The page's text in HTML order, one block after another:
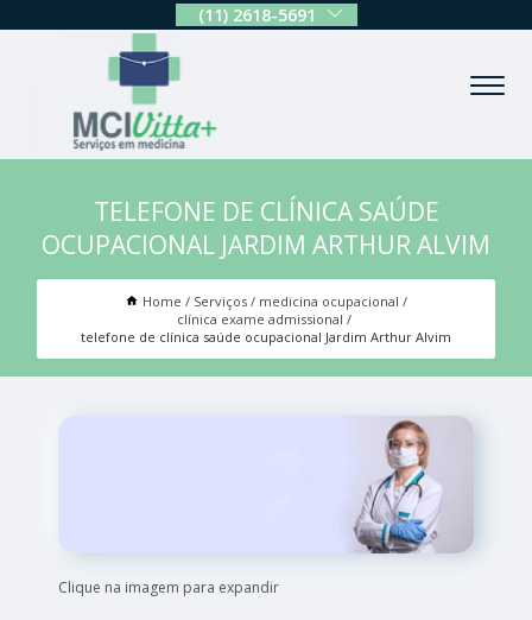
(11) 2618-5691
TELEFONE DE CLÍNICA SAÚDE
OCUPACIONAL JARDIM ARTHUR ALVIM
Home Serviços
medicina ocupacional
clínica exame admissional
telefone de clínica saúde ocupacional Jardim Arthur Alvim
Clique na imagem para expandir